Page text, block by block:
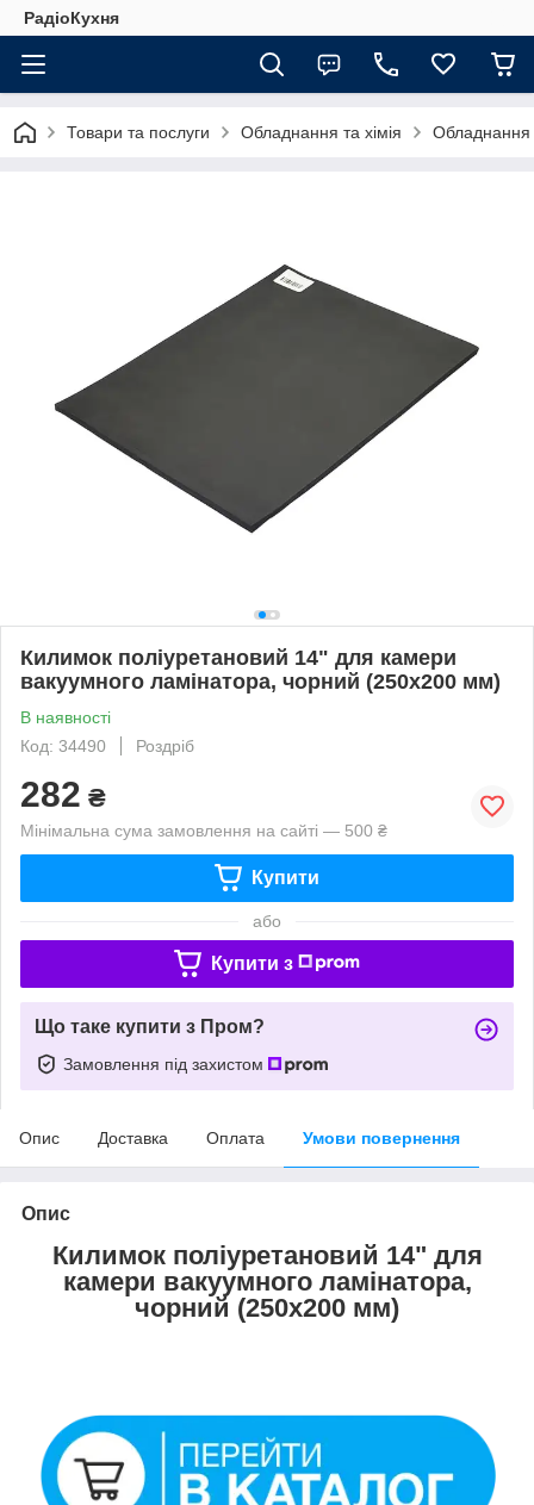
РадіоКухня
Товари та послуги Обладнання та хімія Обладнання
Килимок поліуретановий 14" для камери
вакуумного ламінатора, чорний (250х200 мм)
В наявності
Код: 34490
Роздріб
282 ₴
Мінімальна сума замовлення на сайті — 500 ₴
Купити
або
Купити з
Що таке купити з Пром?
Замовлення під захистом
Опис Доставка Оплата Умови повернення
Опис
Килимок поліуретановий 14" для
камери вакуумного ламінатора,
чорний (250х200 мм)